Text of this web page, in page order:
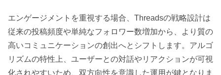
エンゲージメントを重視する場合、Threadsの戦略設計は
従来の投稿頻度や単純なフォロワー数増加から、より質の
高いコミュニケーションの創出へとシフトします。アルゴ
リズムの特性上、ユーザーとの対話やリアクションが可視
化されやすいため、双方向性を意識した運用が鍵となりま